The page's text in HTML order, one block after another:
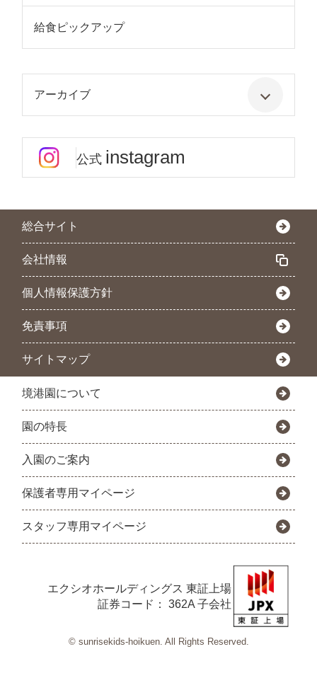
給食ピックアップ
アーカイブ
公式 instagram
総合サイト
会社情報
個人情報保護方針
免責事項
サイトマップ
境港園について
園の特長
入園のご案内
保護者専用マイページ
スタッフ専用マイページ
エクシオホールディングス 東証上場
証券コード： 362A 子会社
© sunrisekids-hoikuen. All Rights Reserved.